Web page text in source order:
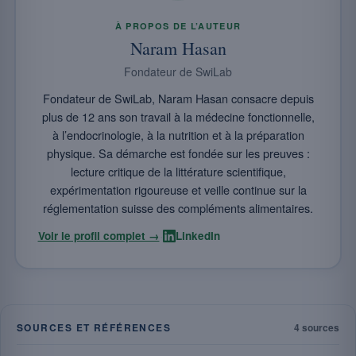
À PROPOS DE L’AUTEUR
Naram Hasan
Fondateur de SwiLab
Fondateur de SwiLab, Naram Hasan consacre depuis
plus de 12 ans son travail à la médecine fonctionnelle,
à l’endocrinologie, à la nutrition et à la préparation
physique. Sa démarche est fondée sur les preuves :
lecture critique de la littérature scientifique,
expérimentation rigoureuse et veille continue sur la
réglementation suisse des compléments alimentaires.
Voir le profil complet → LinkedIn
SOURCES ET RÉFÉRENCES 4 sources